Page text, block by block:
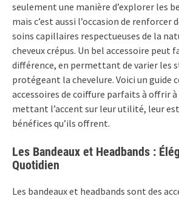
seulement une manière d’explorer les
mais c’est aussi l’occasion de renforcer
soins capillaires respectueuses de la
cheveux crépus. Un bel accessoire peut
différence, en permettant de varier les
protégeant la chevelure. Voici un guide
accessoires de coiffure parfaits à offrir
mettant l’accent sur leur utilité, leur
bénéfices qu’ils offrent.
Les Bandeaux et Headbands :
Quotidien
Les bandeaux et headbands sont des